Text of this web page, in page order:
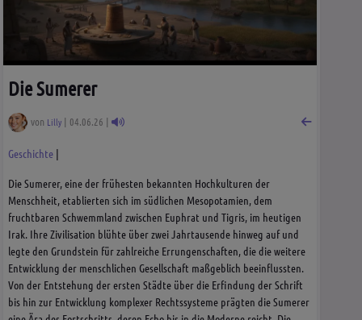
Die Sumerer
von Lilly | 04.06.26 |
Geschichte |
Die Sumerer, eine der frühesten bekannten Hochkulturen der
Menschheit, etablierten sich im südlichen Mesopotamien, dem
fruchtbaren Schwemmland zwischen Euphrat und Tigris, im heutigen
Irak. Ihre Zivilisation blühte über zwei Jahrtausende hinweg auf und
legte den Grundstein für zahlreiche Errungenschaften, die die weitere
Entwicklung der menschlichen Gesellschaft maßgeblich beeinflussten.
Von der Entstehung der ersten Städte über die Erfindung der Schrift
bis hin zur Entwicklung komplexer Rechtssysteme prägten die Sumerer